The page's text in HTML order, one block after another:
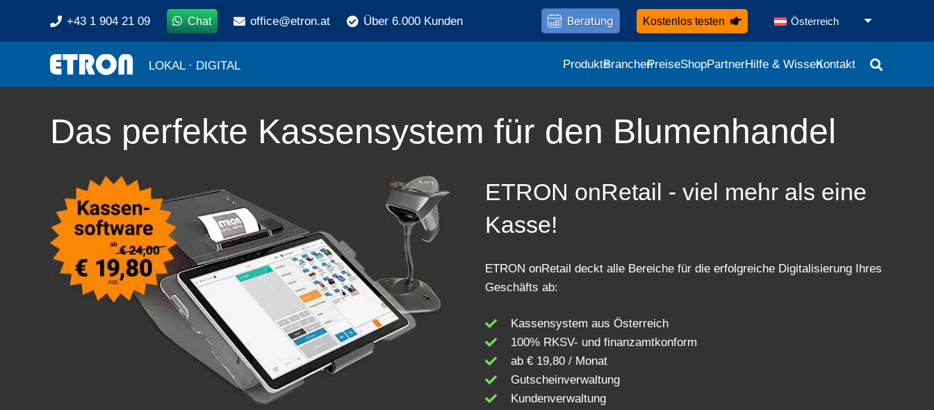
+43 1 904 21 09 Chat office@etron.at Über 6.000 Kunden Beratung Kostenlos testen Österreich
LOKAL · DIGITAL ProdukteBranchenPreiseShopPartnerHilfe & WissenKontakt
Das perfekte Kassensystem für den Blumenhandel
ETRON onRetail - viel mehr als eine
Kasse!
ETRON onRetail deckt alle Bereiche für die erfolgreiche Digitalisierung Ihres
Geschäfts ab:
Kassensystem aus Österreich
100% RKSV- und finanzamtkonform
ab € 19,80 / Monat
Gutscheinverwaltung
Kundenverwaltung